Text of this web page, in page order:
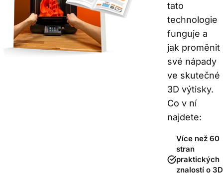
tato
technologie
funguje a
jak proměnit
své nápady
ve skutečné
3D výtisky.
Co v ní
najdete:
Více než 60
stran
praktických
znalostí o 3D